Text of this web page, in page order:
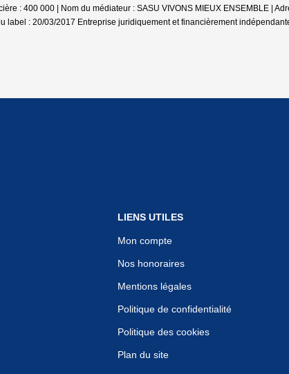
: 400 000 | Nom du médiateur : SASU VIVONS MIEUX ENSEMBLE |
label : 20/03/2017 Entreprise juridiquement et financièrement
LIENS UTILES
Mon compte
Nos honoraires
Mentions légales
Politique de confidentialité
Politique des cookies
Plan du site